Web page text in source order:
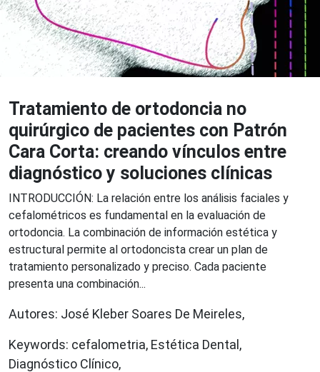
Tratamiento de ortodoncia no
quirúrgico de pacientes con Patrón
Cara Corta: creando vínculos entre
diagnóstico y soluciones clínicas
INTRODUCCIÓN: La relación entre los análisis faciales y
cefalométricos es fundamental en la evaluación de
ortodoncia. La combinación de información estética y
estructural permite al ortodoncista crear un plan de
tratamiento personalizado y preciso. Cada paciente
presenta una combinación...
Autores: José Kleber Soares De Meireles,
Keywords: cefalometria, Estética Dental,
Diagnóstico Clínico,